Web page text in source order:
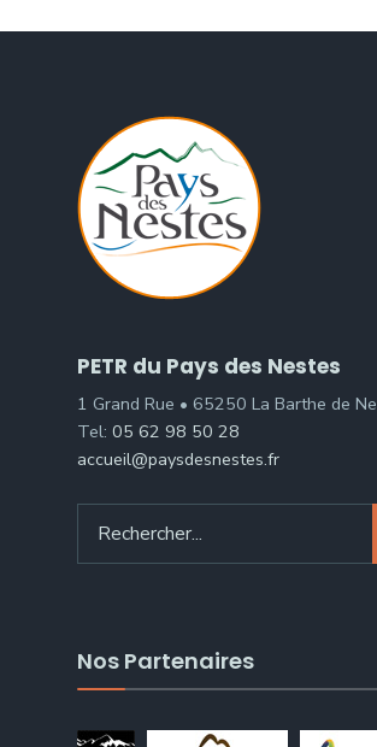
PETR du Pays des Nestes
1 Grand Rue • 65250 La Barthe de
Tel: 05 62 98 50 28
accueil@paysdesnestes.fr
Nos Partenaires